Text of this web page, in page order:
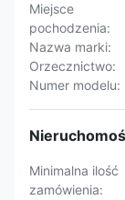
Miejsce
pochodzenia:
Nazwa marki:
Orzecznictwo:
Numer modelu:
Minimalna ilość
zamówienia: